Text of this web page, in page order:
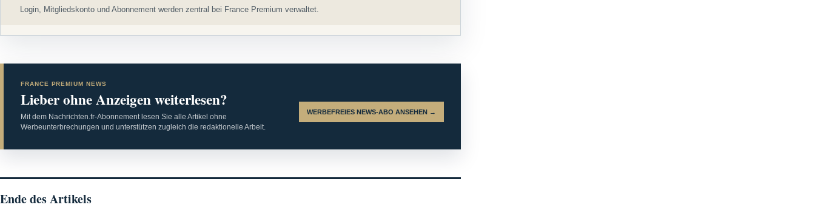
Login, Mitgliedskonto und Abonnement werden zentral bei France Premium verwaltet.
FRANCE PREMIUM NEWS
Lieber ohne Anzeigen weiterlesen?
Mit dem Nachrichten.fr-Abonnement lesen Sie alle Artikel ohne
Werbeunterbrechungen und unterstützen zugleich die redaktionelle Arbeit.
WERBEFREIES NEWS-ABO ANSEHEN →
Ende des Artikels